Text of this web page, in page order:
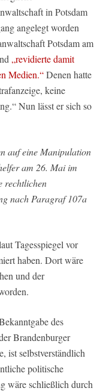
in Potsdam
angelegt worden
Potsdam am
„revidierte damit
Medien.“Denen hatte
keine
Nun lässt er sich so
auf eine Manipulation
am 26. Mai im
rechtlichen
nach Paragraf 107a
Tagesspiegel vor
haben. Dort wäre
und der
des
Brandenburger
ist selbstverständlich
politische
wäre schließlich durch